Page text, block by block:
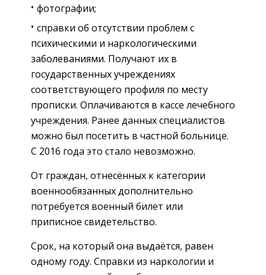
фотографии;
справки об отсутствии проблем с
психическими и наркологическими
заболеваниями. Получают их в
государственных учреждениях
соответствующего профиля по месту
прописки. Оплачиваются в кассе лечебного
учреждения. Ранее данных специалистов
можно был посетить в частной больнице.
С 2016 года это стало невозможно.
От граждан, отнесённых к категории
военнообязанных дополнительно
потребуется военный билет или
приписное свидетельство.
Срок, на который она выдаётся, равен
одному году. Справки из наркологии и